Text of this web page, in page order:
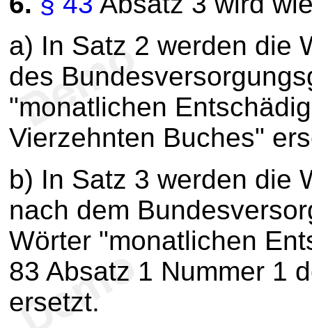
a) In Satz 2 werden die
des
"monatlichen
Vierzehnten Buches"
b) In Satz 3 werden die
nach dem
Wörter "monatlichen
83 Absatz 1 Nummer 1
ersetzt.